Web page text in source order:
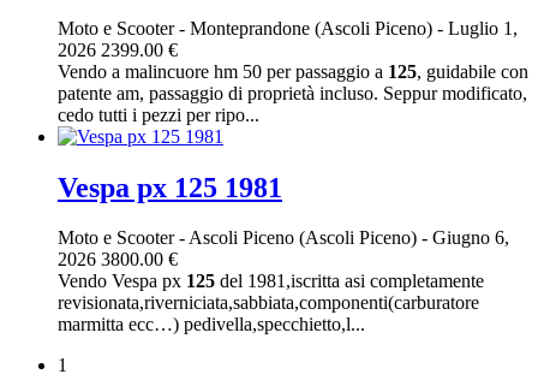
Moto e Scooter- Monteprandone (Ascoli Piceno) - Luglio 1,
2026 2399.00 €
Vendo a malincuore hm 50 per passaggio a 125, guidabile con
patente am, passaggio di proprietà incluso. Seppur modificato,
cedo tutti i pezzi per ripo...
Vespa px 125 1981
Moto e Scooter-Ascoli Piceno (Ascoli Piceno) - Giugno 6,
2026 3800.00 €
Vendo Vespa px 125 del 1981,iscritta asi completamente
revisionata,riverniciata,sabbiata,componenti(carburatore
marmitta ecc…) pedivella,specchietto,l...
1